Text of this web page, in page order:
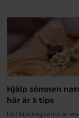
och regelbunden
här artikeln går vi
sömn är så viktig och
sömn kan påverka
Hjälp sömnen
här är 5 tips
En tillräcklig sömn är